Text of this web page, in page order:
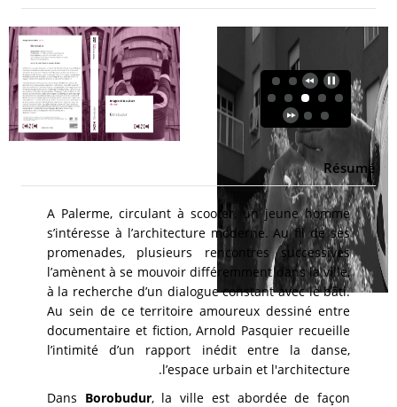
Résumé
A Palerme, circulant à scooter, un jeune homme
s’intéresse à l’architecture moderne. Au fil de ses
promenades, plusieurs rencontres successives
l’amènent à se mouvoir différemment dans la ville,
à la recherche d’un dialogue constant avec le bâti.
Au sein de ce territoire amoureux dessiné entre
documentaire et fiction, Arnold Pasquier recueille
l’intimité d’un rapport inédit entre la danse,
l’espace urbain et l'architecture.
Dans Borobudur, la ville est abordée de façon